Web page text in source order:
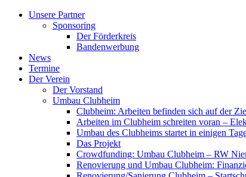
Unsere Partner
Sponsoring
Der Förderkreis
Bandenwerbung
News
Termine
Der Verein
Der Vorstand
Umbau Clubheim
Clubheim: Arbeiten befinden sich auf der
Arbeiten im Clubheim schreiten voran –
Umbau des Clubheims startet in einigen
Das Projekt
Crowdfunding: Umbau Clubheim – RW
Renovierung und Umbau Clubheim: